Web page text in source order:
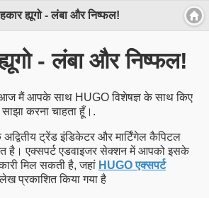
ह्यूगो - लंबा और निष्फल!
- लंबा और निष्फल!
आज मैं आपके साथ HUGO विशेषज्ञ के साथ किए
करना चाहता हूँ।.
ट्रेंड इंडिकेटर और मार्टिंगेल कैपिटल
है। एक्सपर्ट एडवाइजर सेक्शन में आपको इसके
मिल सकती है, जहां HUGO एक्सपर्ट
प्रकाशित किया गया है